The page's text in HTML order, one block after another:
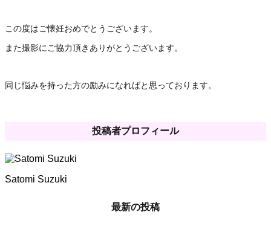
この度はご懐妊おめでとうございます。
また撮影にご協力頂きありがとうございます。
同じ悩みを持った方の励みになればと思っております。
投稿者プロフィール
Satomi Suzuki
最新の投稿